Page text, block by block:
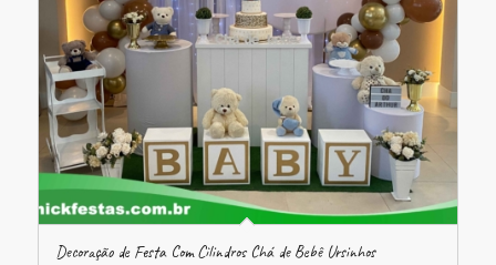
Decoração de Festa Com Cilindros Chá de Bebê Ursinhos